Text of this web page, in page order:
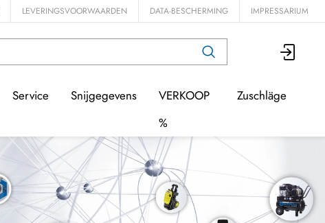
LEVERINGSVOORWAARDEN DATA-BESCHERMING IMPRESSARIUM
Service Snijgegevens
VERKOOP
%
Zuschläge